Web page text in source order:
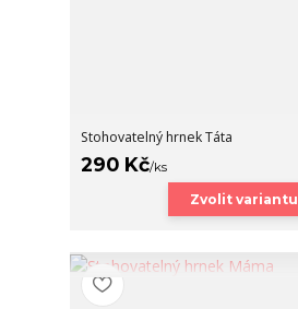
Stohovatelný hrnek Táta
290 Kč/ks
Zvolit variantu